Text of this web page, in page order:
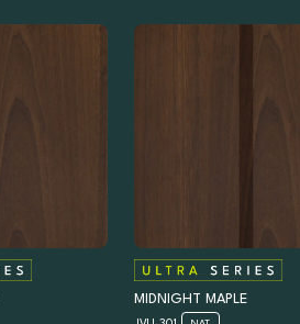
MIDNIGHT MAPLE